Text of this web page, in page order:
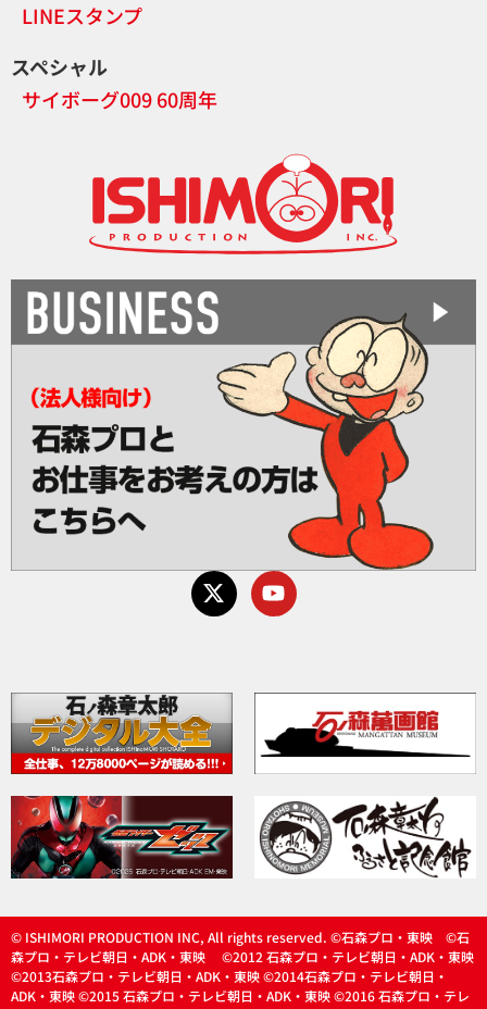
LINEスタンプ
スペシャル
サイボーグ009 60周年
© ISHIMORI PRODUCTION INC, All rights reserved. ©石森プロ・東映 ©石
森プロ・テレビ朝日・ADK・東映 ©2012 石森プロ・テレビ朝日・ADK・東映
©2013石森プロ・テレビ朝日・ADK・東映 ©2014石森プロ・テレビ朝日・
ADK・東映 ©2015 石森プロ・テレビ朝日・ADK・東映 ©2016 石森プロ・テレ